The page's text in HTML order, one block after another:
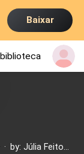
Baixar
·